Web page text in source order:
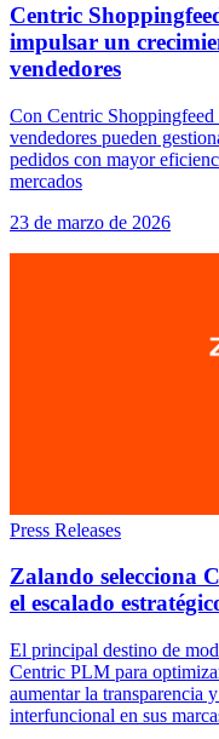
Centric
impulsar un
vendedores
Con Centric
vendedores pueden
pedidos con mayor
mercados
23 de marzo de 2026
Press Releases
Zalando selecciona
el escalado
El principal destino de
Centric PLM para
aumentar la transparencia
interfuncional en sus